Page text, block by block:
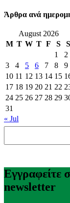
Άρθρα ανά
August 2026
M T W T F S
S
1
2
3
4 5 6 7 8
9
10 11 12 13 14 15
17 18 19 20 21 22
24 25 26 27 28 29
31
« Jul
Εγγραφείτε
newsletter